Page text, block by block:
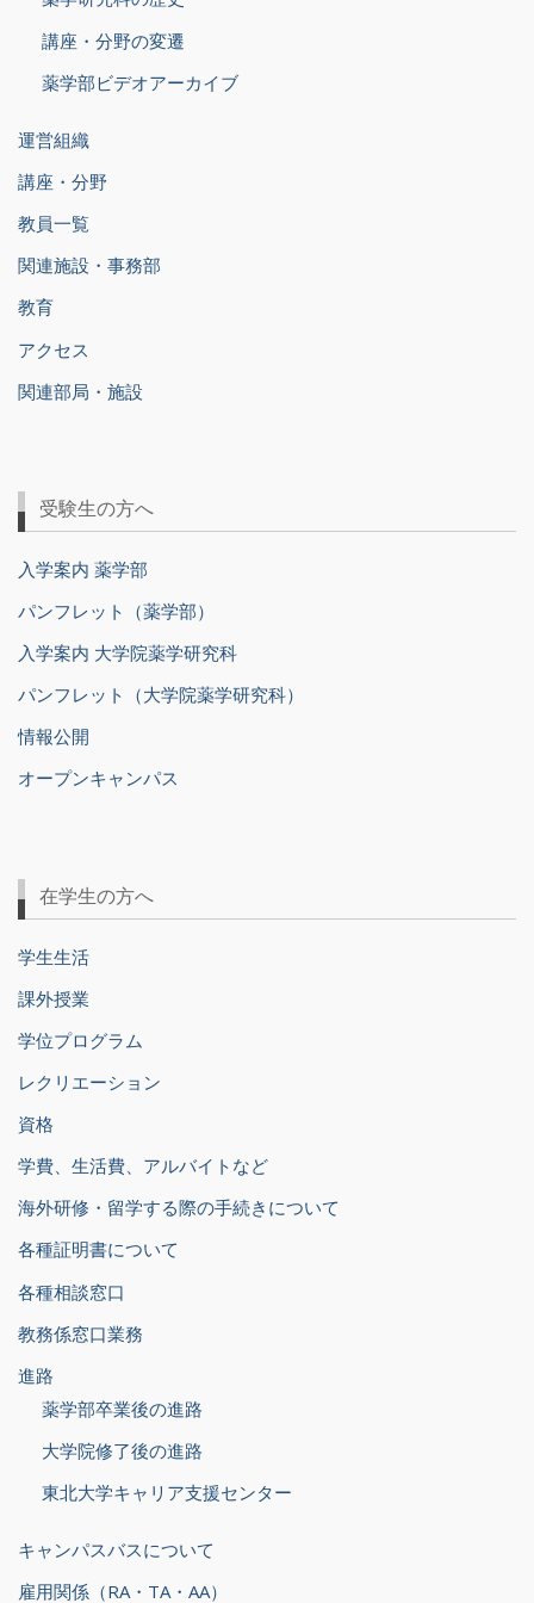
講座・分野の変遷
薬学部ビデオアーカイブ
運営組織
講座・分野
教員一覧
関連施設・事務部
教育
アクセス
関連部局・施設
受験生の方へ
入学案内 薬学部
パンフレット（薬学部）
入学案内 大学院薬学研究科
パンフレット（大学院薬学研究科）
情報公開
オープンキャンパス
在学生の方へ
学生生活
課外授業
学位プログラム
レクリエーション
資格
学費、生活費、アルバイトなど
海外研修・留学する際の手続きについて
各種証明書について
各種相談窓口
教務係窓口業務
進路
薬学部卒業後の進路
大学院修了後の進路
東北大学キャリア支援センター
キャンパスバスについて
雇用関係（RA・TA・AA）